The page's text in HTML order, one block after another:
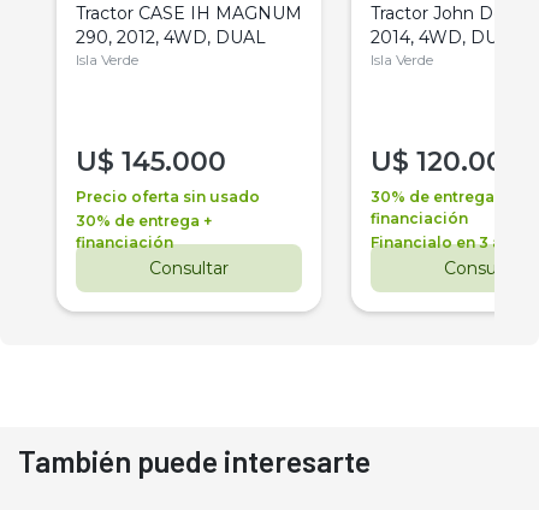
Tractor CASE IH MAGNUM
290, 2012, 4WD, DUAL
Isla Verde
U$ 145.000
Precio oferta sin usado
30% de entrega +
financiación
Consultar
Tractor John Deere
2014, 4WD, DUAL
Isla Verde
U$ 120.000
30% de entrega +
financiación
Financialo en 3 años
Consultar
También puede interesarte